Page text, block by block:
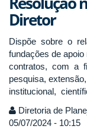
Diretor
Dispõe sobre o
fundações de
contratos, com a
pesquisa,
institucional,
Diretoria de
05/07/2024 - 10:15